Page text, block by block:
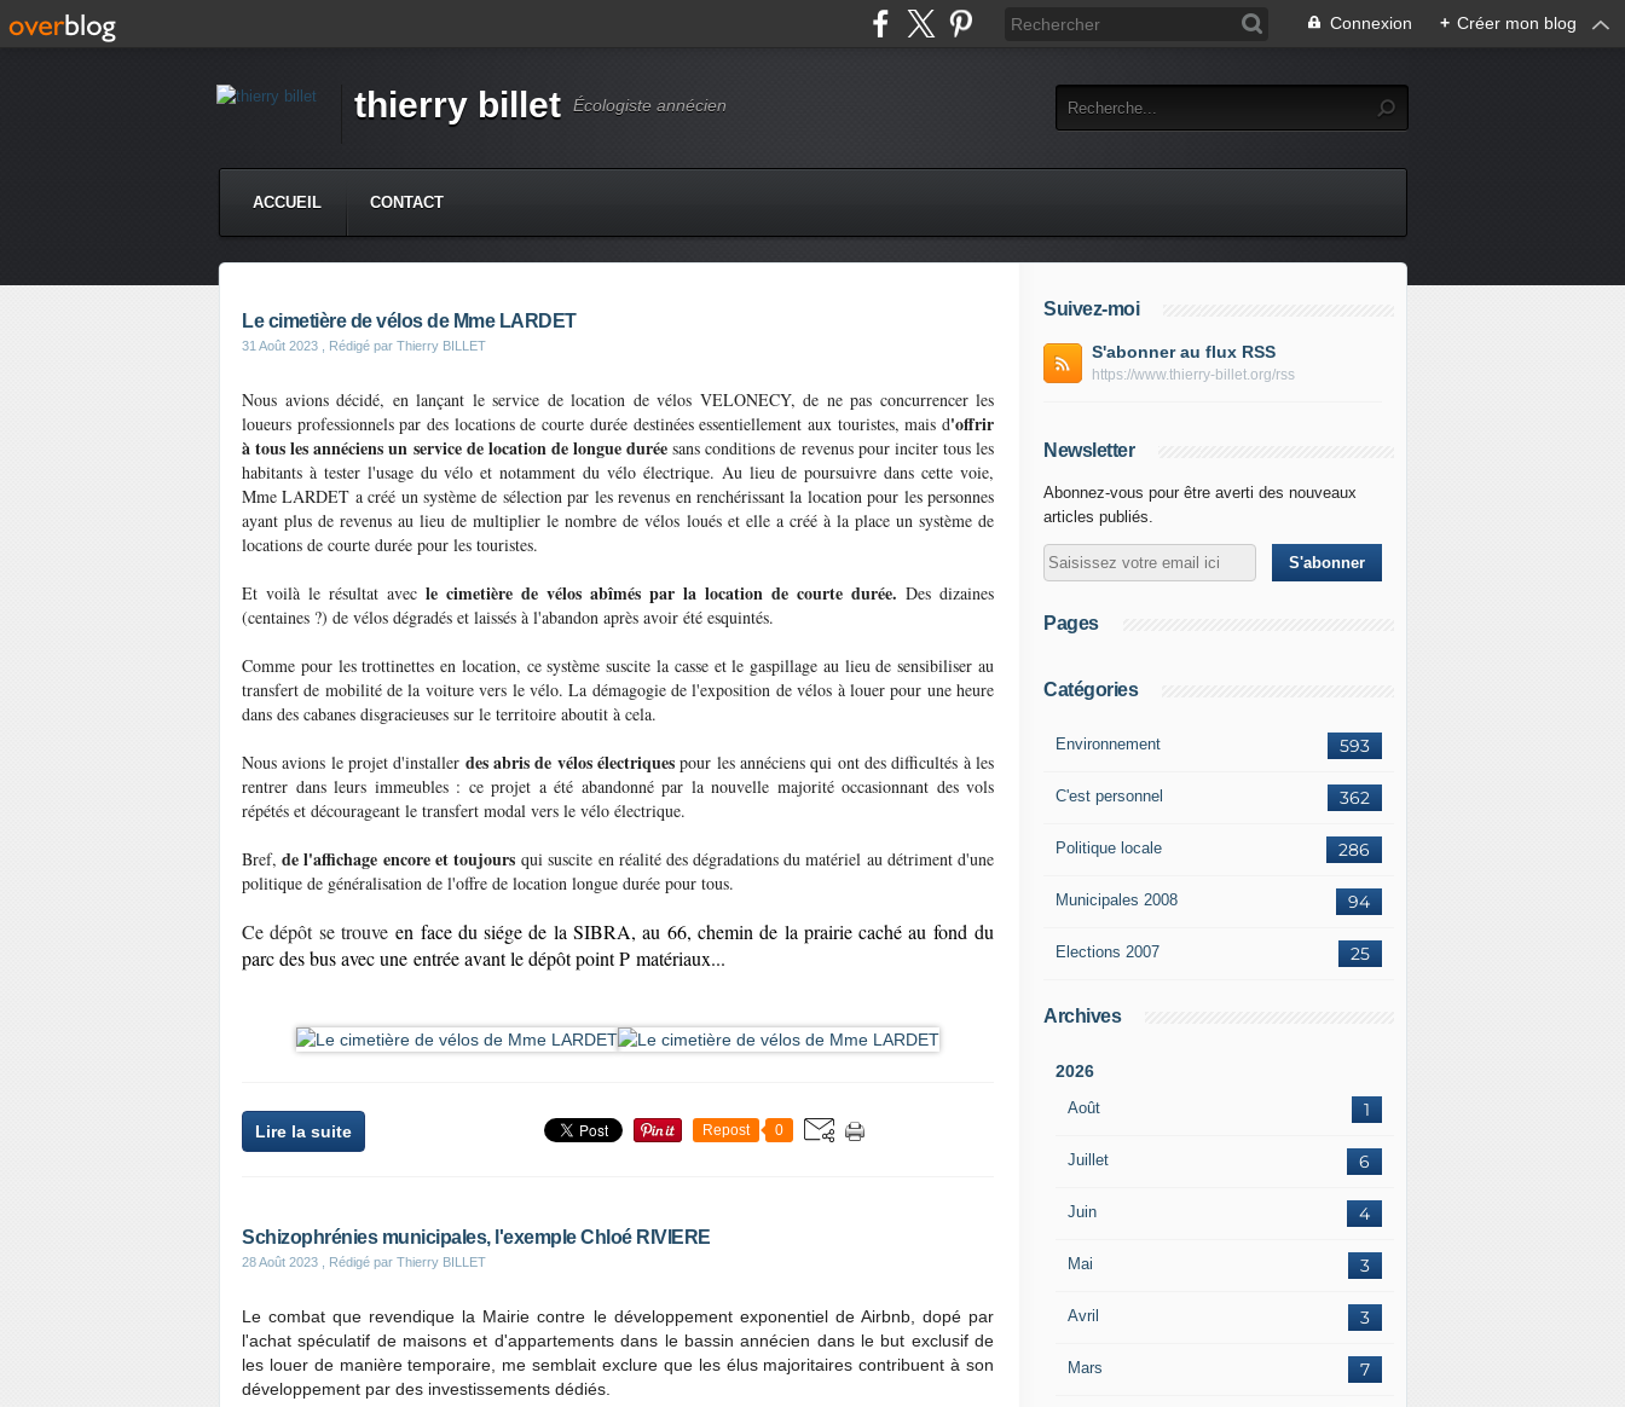
Connexion + Créer mon blog
thierry billet Écologiste annécien
ACCUEIL CONTACT
Le cimetière de vélos de Mme LARDET
31 Août 2023 , Rédigé par Thierry BILLET
Nous avions décidé, en lançant le service de location de vélos VELONECY, de ne pas concurrencer les
loueurs professionnels par des locations de courte durée destinées essentiellement aux touristes, mais d'offrir
à tous les annéciens un service de location de longue duréesans conditions de revenus pour inciter tous les
habitants à tester l'usage du vélo et notamment du vélo électrique. Au lieu de poursuivre dans cette voie,
Mme LARDET a créé un système de sélection par les revenus en renchérissant la location pour les personnes
ayant plus de revenus au lieu de multiplier le nombre de vélos loués et elle a créé à la place un système de
locations de courte durée pour les touristes.
Et voilà le résultat avec le cimetière de vélos abîmés par la location de courte durée. Des dizaines
(centaines ?) de vélos dégradés et laissés à l'abandon après avoir été esquintés.
Comme pour les trottinettes en location, ce système suscite la casse et le gaspillage au lieu de sensibiliser au
transfert de mobilité de la voiture vers le vélo. La démagogie de l'exposition de vélos à louer pour une heure
dans des cabanes disgracieuses sur le territoire aboutit à cela.
Nous avions le projet d'installer des abris de vélos électriques pour les annéciens qui ont des difficultés à les
rentrer dans leurs immeubles : ce projet a été abandonné par la nouvelle majorité occasionnant des vols
répétés et décourageant le transfert modal vers le vélo électrique.
Bref,de l'affichage encore et toujoursqui suscite en réalité des dégradations du matériel au détriment d'une
politique de généralisation de l'offre de location longue durée pour tous.
Ce dépôt se trouveen face du siége de la SIBRA, au 66, chemin de la prairie caché au fond du
parc des bus avec une entrée avant le dépôt point P matériaux...
Lire la suite Repost 0
Schizophrénies municipales, l'exemple Chloé RIVIERE
28 Août 2023 , Rédigé par Thierry BILLET
Le combat que revendique la Mairie contre le développement exponentiel de Airbnb, dopé par
l'achat spéculatif de maisons et d'appartements dans le bassin annécien dans le but exclusif de
les louer de manière temporaire, me semblait exclure que les élus majoritaires contribuent à son
développement par des investissements dédiés.
Suivez-moi
S'abonner au flux RSS
https://www.thierry-billet.org/rss
Newsletter
Abonnez-vous pour être averti des nouveaux
articles publiés.
Pages
Catégories
593
Environnement
362
C'est personnel
286
Politique locale
94
Municipales 2008
25
Elections 2007
Archives
2026
Août 1
Juillet 6
Juin 4
Mai 3
Avril 3
Mars 7